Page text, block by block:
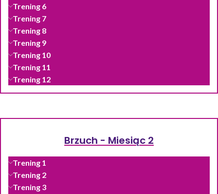
Trening 6
Trening 7
Trening 8
Trening 9
Trening 10
Trening 11
Trening 12
Brzuch - Miesiąc 2
Trening 1
Trening 2
Trening 3